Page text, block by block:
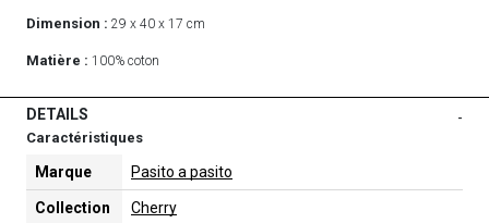
Dimension : 29 x 40 x 17 cm
Matière : 100% coton
DETAILS -
Caractéristiques
Marque Pasito a pasito
Collection Cherry